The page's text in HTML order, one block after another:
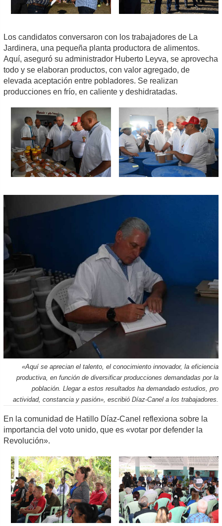
Los candidatos conversaron con los trabajadores de La
Jardinera, una pequeña planta productora de alimentos.
Aquí, aseguró su administrador Huberto Leyva, se aprovecha
todo y se elaboran productos, con valor agregado, de
elevada aceptación entre pobladores. Se realizan
producciones en frío, en caliente y deshidratadas.
«Aquí se aprecian el talento, el conocimiento innovador, la eficiencia
productiva, en función de diversificar producciones demandadas por la
población. Llegar a estos resultados ha demandado estudios, pro
actividad, constancia y pasión», escribió Díaz-Canel a los trabajadores.
En la comunidad de Hatillo Díaz-Canel reflexiona sobre la
importancia del voto unido, que es «votar por defender la
Revolución».